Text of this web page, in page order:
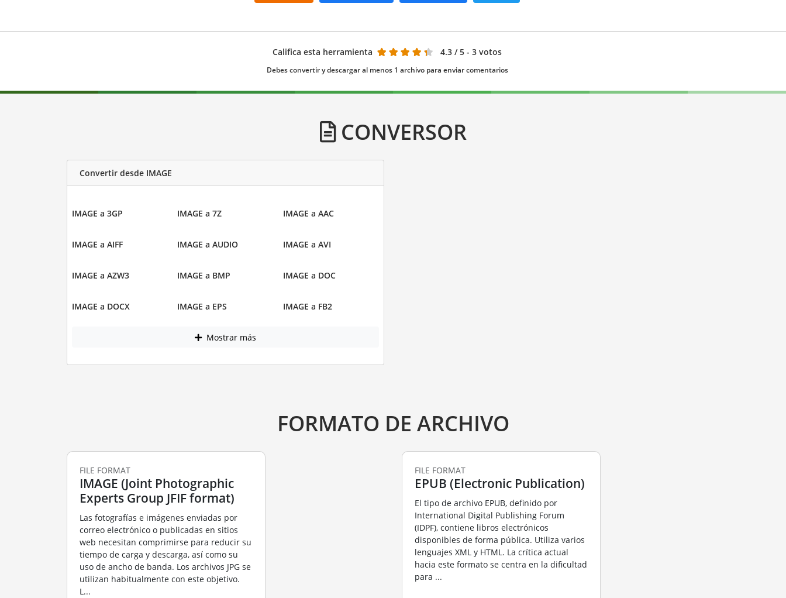
Califica esta herramienta 4.3 / 5 - 3 votos
Debes convertir y descargar al menos 1 archivo para enviar comentarios
CONVERSOR
Convertir desde IMAGE
IMAGE a 3GP IMAGE a 7Z IMAGE a AAC
IMAGE a AIFF IMAGE a AUDIO IMAGE a AVI
IMAGE a AZW3 IMAGE a BMP IMAGE a DOC
IMAGE a DOCX IMAGE a EPS IMAGE a FB2
Mostrar más
FORMATO DE ARCHIVO
FILE FORMAT
IMAGE (Joint Photographic
Experts Group JFIF format)
Las fotografías e imágenes enviadas por
correo electrónico o publicadas en sitios
web necesitan comprimirse para reducir su
tiempo de carga y descarga, así como su
uso de ancho de banda. Los archivos JPG se
utilizan habitualmente con este objetivo.
L...
FILE FORMAT
EPUB (Electronic Publication)
El tipo de archivo EPUB, definido por
International Digital Publishing Forum
(IDPF), contiene libros electrónicos
disponibles de forma pública. Utiliza varios
lenguajes XML y HTML. La crítica actual
hacia este formato se centra en la dificultad
para ...